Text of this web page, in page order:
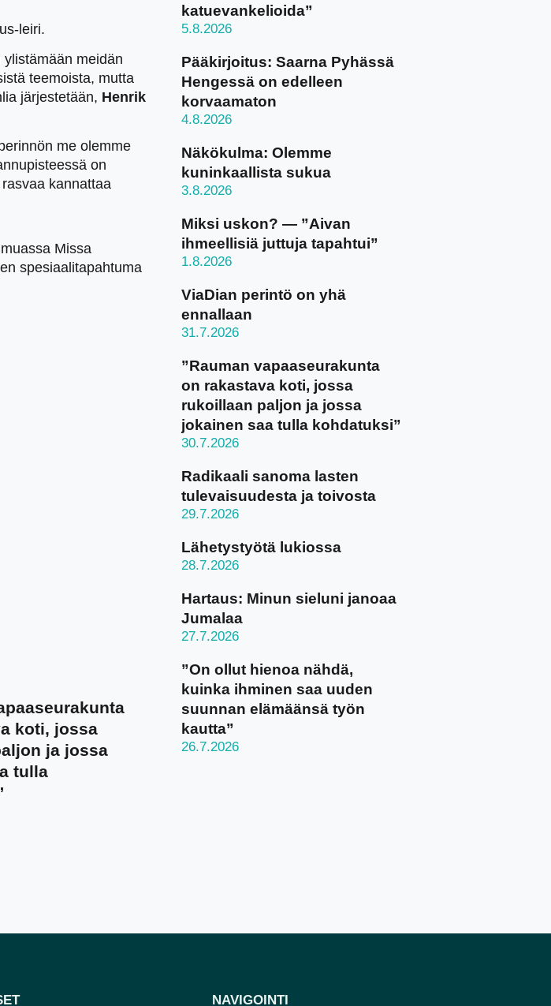
leiri.
meidän
teemoista, mutta
järjestetään, Henrik
me olemme
on
kannattaa
Missa
spesiaalitapahtuma
koti, jossa
ja jossa
tulla
katuevankelioida”
5.8.2026
Pääkirjoitus: Saarna Pyhässä
Hengessä on edelleen
korvaamaton
4.8.2026
Näkökulma: Olemme
kuninkaallista sukua
3.8.2026
Miksi uskon? — ”Aivan
ihmeellisiä juttuja tapahtui”
1.8.2026
ViaDian perintö on yhä
ennallaan
31.7.2026
”Rauman vapaaseurakunta
on rakastava koti, jossa
rukoillaan paljon ja jossa
jokainen saa tulla kohdatuksi”
30.7.2026
Radikaali sanoma lasten
tulevaisuudesta ja toivosta
29.7.2026
Lähetystyötä lukiossa
28.7.2026
Hartaus: Minun sieluni janoaa
Jumalaa
27.7.2026
”On ollut hienoa nähdä,
kuinka ihminen saa uuden
suunnan elämäänsä työn
kautta”
26.7.2026
NAVIGOINTI